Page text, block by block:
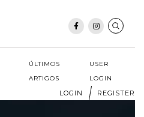
ÚLTIMOS
ARTIGOS
USER
LOGIN
LOGIN REGISTER